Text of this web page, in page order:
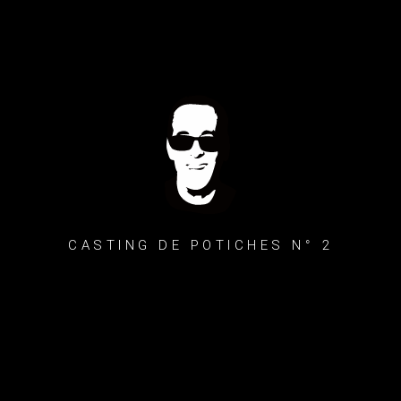
CASTING DE POTICHES N° 2